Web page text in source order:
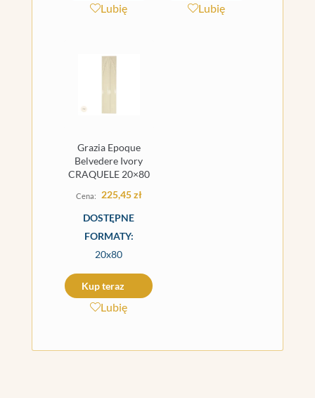
Lubię Lubię
Grazia Epoque
Belvedere Ivory
CRAQUELE 20×80
225,45zł
DOSTĘPNE
FORMATY:
20x80
Kup teraz
Lubię